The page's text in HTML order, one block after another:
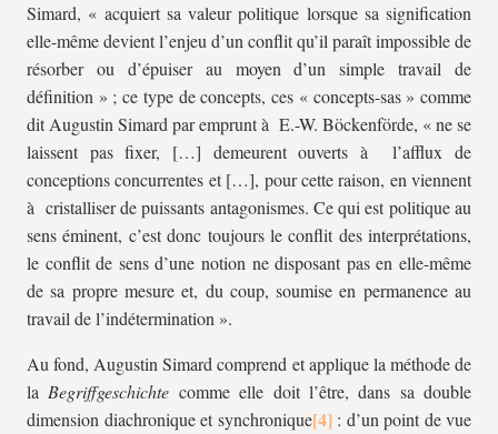
Simard, « acquiert sa valeur politique lorsque sa signification
elle-même devient l’enjeu d’un conflit qu’il paraît impossible de
résorber ou d’épuiser au moyen d’un simple travail de
définition » ; ce type de concepts, ces « concepts-sas » comme
dit Augustin Simard par emprunt à E.-W. Böckenförde, « ne se
laissent pas fixer, […] demeurent ouverts à l’afflux de
conceptions concurrentes et […], pour cette raison, en viennent
à cristalliser de puissants antagonismes. Ce qui est politique au
sens éminent, c’est donc toujours le conflit des interprétations,
le conflit de sens d’une notion ne disposant pas en elle-même
de sa propre mesure et, du coup, soumise en permanence au
travail de l’indétermination ».
Au fond, Augustin Simard comprend et applique la méthode de
la Begriffgeschichte comme elle doit l’être, dans sa double
dimension diachronique et synchronique
: d’un point de vue